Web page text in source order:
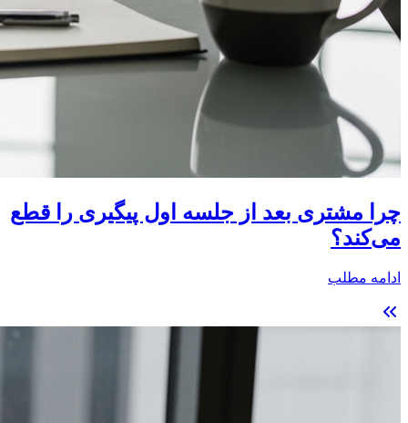
چرا مشتری بعد از جلسه اول پیگیری را قطع
می‌کند؟
ادامه مطلب